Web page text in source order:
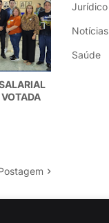
Jurídico
Notícias
Saúde